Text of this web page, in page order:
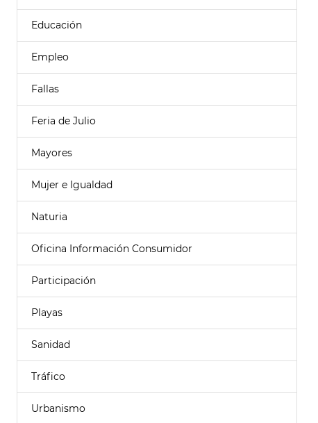
Educación
Empleo
Fallas
Feria de Julio
Mayores
Mujer e Igualdad
Naturia
Oficina Información Consumidor
Participación
Playas
Sanidad
Tráfico
Urbanismo